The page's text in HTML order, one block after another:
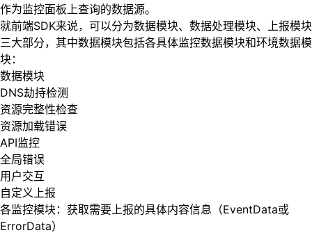
作为监控面板上查询的数据源。
就前端SDK来说，可以分为数据模块、数据处理模块、上报模块
三大部分，其中数据模块包括各具体监控数据模块和环境数据模
块：
数据模块
DNS劫持检测
资源完整性检查
资源加载错误
API监控
全局错误
用户交互
自定义上报
各监控模块：获取需要上报的具体内容信息（EventData或
ErrorData）